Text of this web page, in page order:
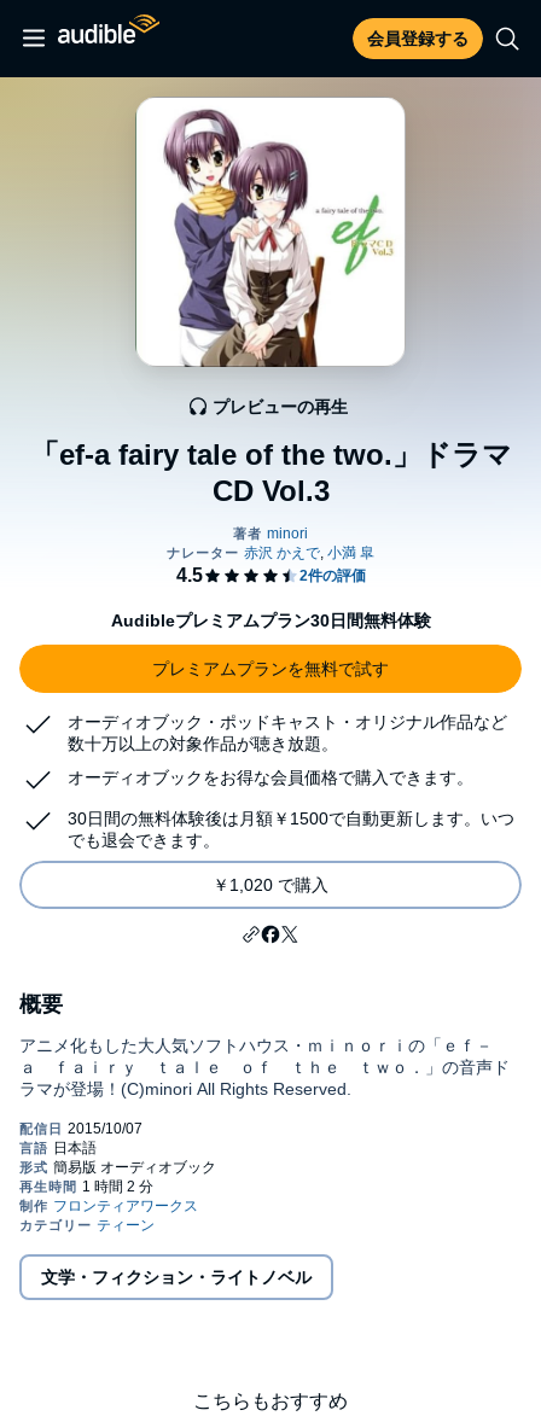
会員登録する
「ef-a fairy tale of the two.」ドラマ
CD Vol.3
プレビューの再生
Audibleプレミアムプラン30日間無料体験
プレミアムプランを無料で試す
オーディオブック・ポッドキャスト・オリジナル作品など
数十万以上の対象作品が聴き放題。
オーディオブックをお得な会員価格で購入できます。
30日間の無料体験後は月額￥1500で自動更新します。いつ
でも退会できます。
￥1,020 で購入
概要
アニメ化もした大人気ソフトハウス・ｍｉｎｏｒｉの「ｅｆ－
ａ ｆａｉｒｙ ｔａｌｅ ｏｆ ｔｈｅ ｔｗｏ．」の音声ド
ラマが登場！(C)minori All Rights Reserved.
文学・フィクション・ライトノベル
こちらもおすすめ